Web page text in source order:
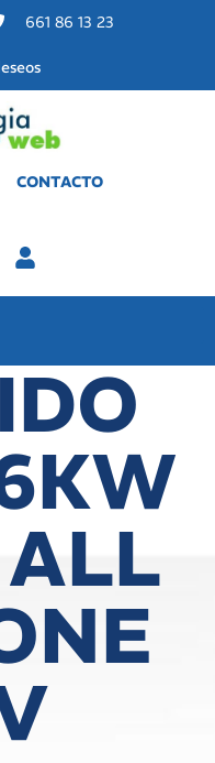
661 86 13 23
CONTACTO